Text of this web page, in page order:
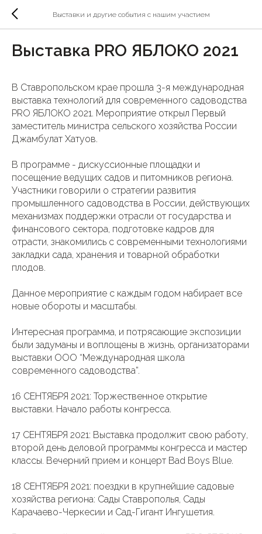
Выставки и другие события с нашим участием
Выставка PRO ЯБЛОКО 2021
В Ставропольском крае прошла 3-я международная
выставка технологий для современного садоводства
PRO ЯБЛОКО 2021. Мероприятие открыл Первый
заместитель министра сельского хозяйства России
Джамбулат Хатуов.
В программе - дискуссионные площадки и
посещение ведущих садов и питомников региона.
Участники говорили о стратегии развития
промышленного садоводства в России, действующих
механизмах поддержки отрасли от государства и
финансового сектора, подготовке кадров для
отрасти, знакомились с современными технологиями
закладки сада, хранения и товарной обработки
плодов.
Данное мероприятие с каждым годом набирает все
новые обороты и масштабы.
Интересная программа, и потрясающие экспозиции
были задуманы и воплощены в жизнь, организаторами
выставки ООО “Международная школа
современного садоводства”.
16 СЕНТЯБРЯ 2021: Торжественное открытие
выставки. Начало работы конгресса.
17 СЕНТЯБРЯ 2021: Выставка продолжит свою работу,
второй день деловой программы конгресса и мастер
классы. Вечерний прием и концерт Bad Boys Blue.
18 СЕНТЯБРЯ 2021: поездки в крупнейшие садовые
хозяйства региона: Сады Ставрополья, Сады
Карачаево-Черкесии и Сад-Гигант Ингушетия.